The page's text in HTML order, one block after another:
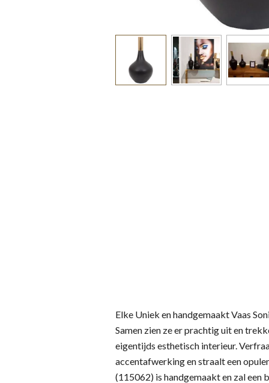
Elke Uniek en handgemaakt Vaas
Samen zien ze er prachtig uit en
eigentijds esthetisch interieur.
accentafwerking en straalt een
(115062) is handgemaakt en zal een